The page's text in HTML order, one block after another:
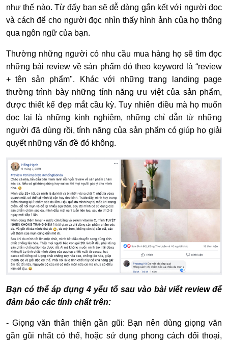
như thế nào. Từ đấy bạn sẽ dễ dàng gắn kết với người đọc
và cách để cho người đọc nhìn thấy hình ảnh của họ thông
qua ngôn ngữ của bạn.
Thường những người có nhu cầu mua hàng họ sẽ tìm đọc
những bài review về sản phẩm đó theo keyword là “review
+ tên sản phẩm". Khác với những trang landing page
thường trình bày những tính năng ưu việt của sản phẩm,
được thiết kế đẹp mắt cầu kỳ. Tuy nhiên điều mà họ muốn
đọc lại là những kinh nghiệm, những chỉ dẫn từ những
người đã dùng rồi, tính năng của sản phẩm có giúp họ giải
quyết những vấn đề đó không.
Bạn có thể áp dụng 4 yếu tố sau vào bài viết review để
đảm bảo các tính chất trên:
- Giọng văn thân thiện gần gũi: Bạn nên dùng giọng văn
gần gũi nhất có thể, hoặc sử dụng phong cách đối thoại,